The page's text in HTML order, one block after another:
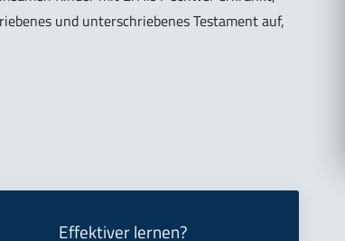
und unterschriebenes Testament auf,
Effektiver lernen?